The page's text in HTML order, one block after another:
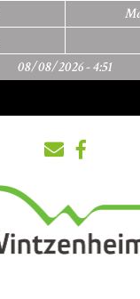
08/08/2026 -4:51